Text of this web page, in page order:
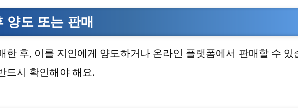
양도 또는 판매
한 후, 이를 지인에게 양도하거나 온라인 플랫폼에서 판매할 수 있
드시 확인해야 해요.